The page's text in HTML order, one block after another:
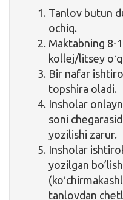
Tanlov butun
ochiq.
Maktabning 8-
kollej/litsey
Bir nafar
topshira oladi.
Insholar
soni
yozilishi zarur.
Insholar
yozilgan
tanlovdan